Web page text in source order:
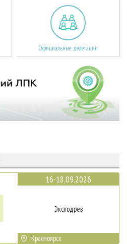
Официальные делегации
16-18.09.2026
Эксподрев
Красноярск